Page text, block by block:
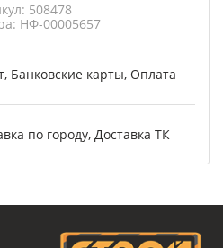
508478
НФ-00005657
Банковские карты, Оплата
по городу, Доставка ТК